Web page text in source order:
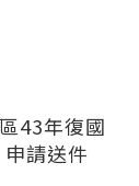
43年復國
請送件